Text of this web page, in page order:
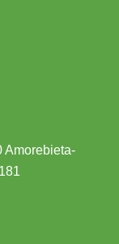
Amorebieta-